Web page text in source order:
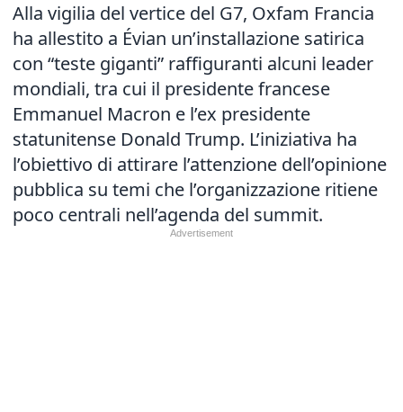
Alla vigilia del vertice del G7, Oxfam Francia
ha allestito a Évian un’installazione satirica
con “teste giganti” raffiguranti alcuni leader
mondiali, tra cui il presidente francese
Emmanuel Macron e l’ex presidente
statunitense Donald Trump. L’iniziativa ha
l’obiettivo di attirare l’attenzione dell’opinione
pubblica su temi che l’organizzazione ritiene
poco centrali nell’agenda del summit.